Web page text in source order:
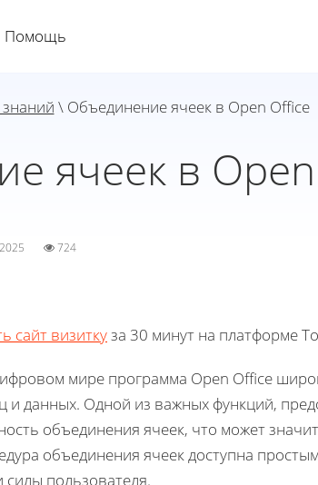
Помощь
знаний \ Объединение ячеек в Open Office
ячеек в
2025 724
сайт визиткуза 30 минут на платформе
мире программа Open Office
и данных. Одной из важных функций,
объединения ячеек, что может
объединения ячеек доступна
пользователя.